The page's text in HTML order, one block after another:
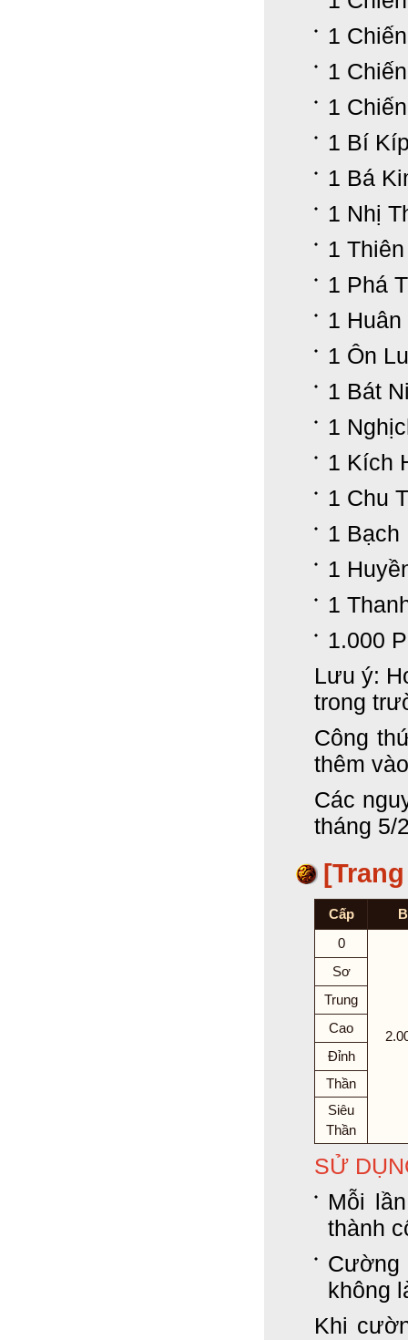
1
1
1
1 Bí
1 Bá
1 Nhị
1
1 Phá
1
1 Ôn
1 Bát
1
1 Kích
1 Chu
1 Bạch
1
1
1.000
Lưu ý:
trong
Công
thêm
Các
tháng 5/
Cấp
0
Sơ
Trung
Cao
Đỉnh
Thần
Siêu
Thần
SỬ
Mỗi
thành
không
Khi